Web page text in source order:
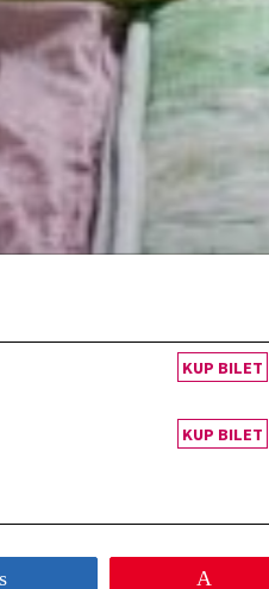
KUP BILET
KUP BILET